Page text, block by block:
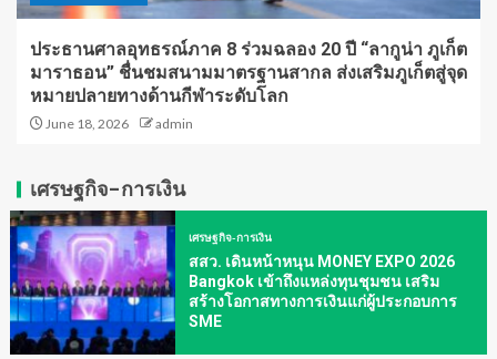
ประธานศาลอุทธรณ์ภาค 8 ร่วมฉลอง 20 ปี “ลากูน่า ภูเก็ต
มาราธอน” ชื่นชมสนามมาตรฐานสากล ส่งเสริมภูเก็ตสู่จุด
หมายปลายทางด้านกีฬาระดับโลก
June 18, 2026 admin
เศรษฐกิจ-การเงิน
เศรษฐกิจ-การเงิน
สสว. เดินหน้าหนุน MONEY EXPO 2026
Bangkok เข้าถึงแหล่งทุนชุมชน เสริม
สร้างโอกาสทางการเงินแก่ผู้ประกอบการ
SME